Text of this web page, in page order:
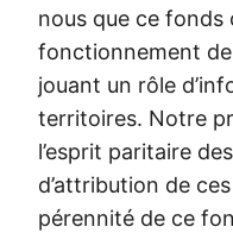
nous que ce
fonctionnement
jouant un rôle
territoires. Notre
l’esprit paritaire
d’attribution de
pérennité de ce